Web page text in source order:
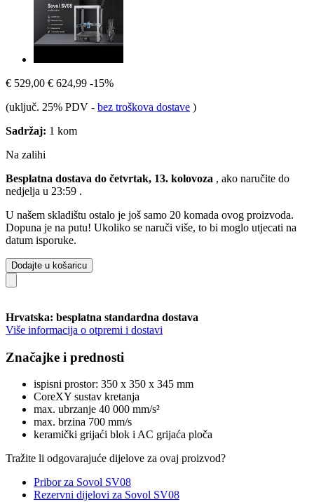
€ 529,00 € 624,99 -15%
(uključ. 25% PDV - bez troškova dostave )
Sadržaj: 1 kom
Na zalihi
Besplatna dostava do četvrtak, 13. kolovoza , ako naručite do
nedjelja u 23:59 .
U našem skladištu ostalo je još samo 20 komada ovog proizvoda.
Dopuna je na putu! Ukoliko se naruči više, to bi moglo utjecati na
datum isporuke.
Dodajte u košaricu
Hrvatska: besplatna standardna dostava
Više informacija o otpremi i dostavi
Značajke i prednosti
ispisni prostor: 350 x 350 x 345 mm
CoreXY sustav kretanja
max. ubrzanje 40 000 mm/s²
max. brzina 700 mm/s
keramički grijaći blok i AC grijaća ploča
Tražite li odgovarajuće dijelove za ovaj proizvod?
Pribor za Sovol SV08
Rezervni dijelovi za Sovol SV08